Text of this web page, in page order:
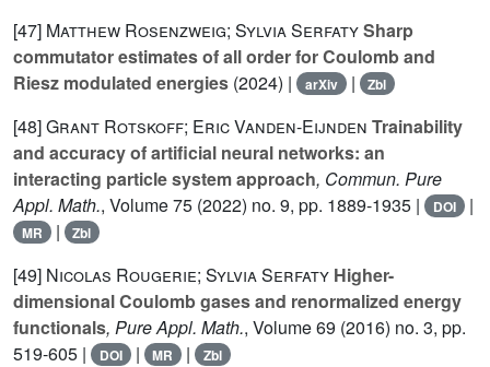
[47] Matthew Rosenzweig; Sylvia SerfatySharp
commutator estimates of all order for Coulomb and
Riesz modulated energies (2024) | arXiv | Zbl
[48]Grant Rotskoff; Eric Vanden-Eijnden Trainability
and accuracy of artificial neural networks: an
interacting particle system approach, Commun. Pure
Appl. Math., Volume 75 (2022) no. 9, pp. 1889-1935 | DOI |
MR | Zbl
[49] Nicolas Rougerie; Sylvia Serfaty Higher-
dimensional Coulomb gases and renormalized energy
functionals, Pure Appl. Math., Volume 69 (2016) no. 3, pp.
519-605 |
DOI | MR | Zbl